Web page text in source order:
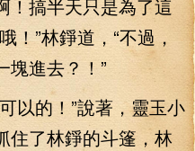
半天只是為了這
！”林錚道，“不過，
塊進去？！”
的！”說著，靈玉小
住了林錚的斗篷，林